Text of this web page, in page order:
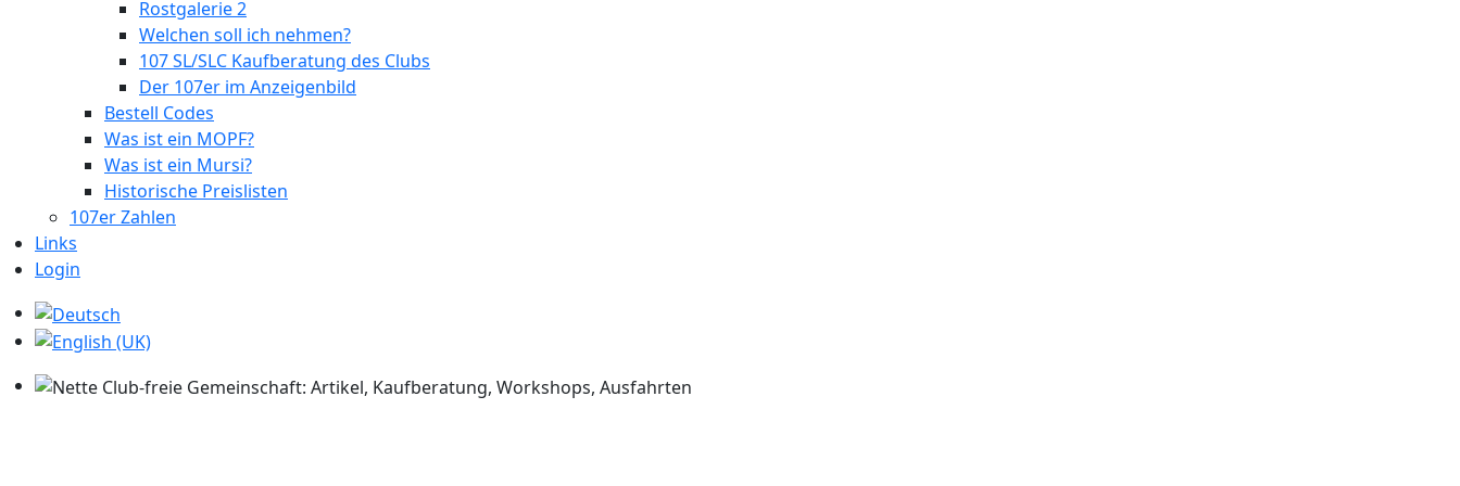
Rostgalerie 2
Welchen soll ich nehmen?
107 SL/SLC Kaufberatung des Clubs
Der 107er im Anzeigenbild
Bestell Codes
Was ist ein MOPF?
Was ist ein Mursi?
Historische Preislisten
107er Zahlen
Links
Login
Sprache auswählen